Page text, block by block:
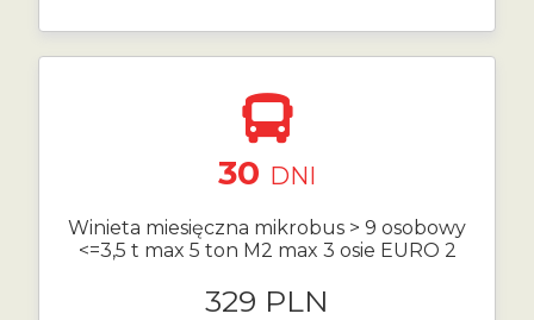
30 DNI
Winieta miesięczna mikrobus > 9 osobowy
<=3,5 t max 5 ton M2 max 3 osie EURO 2
329 PLN